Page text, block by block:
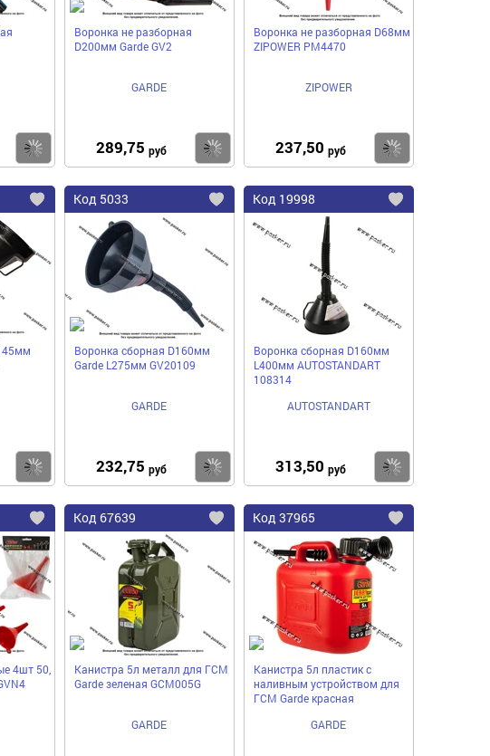
Купить
Воронка не разборная
D200мм Garde GV2
GARDE
289,75 руб Купить
Воронка не разборная D68мм
ZIPOWER PM4470
ZIPOWER
237,50 руб
Добавить
избранное
Купить
Код 5033
Добавить
избранное
Воронка сборная D160мм
Garde L275мм GV20109
GARDE
232,75 руб Купить
Код 19998
Воронка сборная D160мм
L400мм AUTOSTANDART
108314
AUTOSTANDART
313,50 руб
Добавить
в
избранное
4шт 50,
Код 67639
Добавить
избранное
Канистра 5л металл для ГСМ
Garde зеленая GCM005G
GARDE
Код 37965
Канистра 5л пластик с
наливным устройством для
ГСМ Garde красная
GARDE